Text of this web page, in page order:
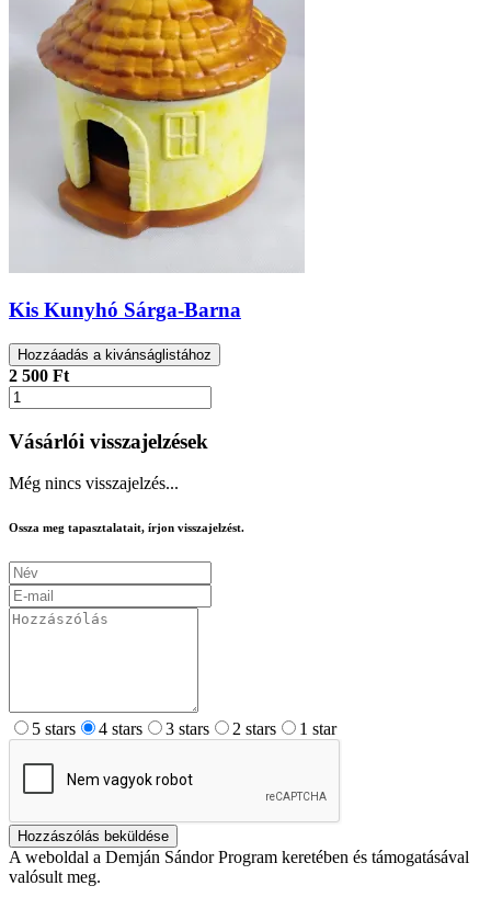
Kis Kunyhó Sárga-Barna
Hozzáadás a kivánságlistához
2 500 Ft
Vásárlói visszajelzések
Még nincs visszajelzés...
Ossza meg tapasztalatait, írjon visszajelzést.
5 stars 4 stars 3 stars 2 stars 1 star
Hozzászólás beküldése
A weboldal a Demján Sándor Program keretében és támogatásával
valósult meg.